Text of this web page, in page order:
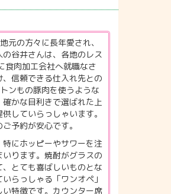
元の方々に長年愛され、
谷井さんは、各地のレス
食肉加工会社へ就職なさ
信頼できる仕入れ先との
ンもの豚肉を使うような
かな目利きで選ばれた上
していらっしゃいます。
予約が安心です。
にホッピーやサワーを注
ります。焼酎がグラスの
とても喜ばしいものとな
らっしゃる「ワンオペ」
特徴です。カウンター席